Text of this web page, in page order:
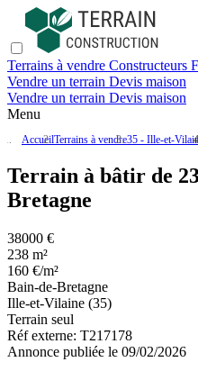
Terrains à vendre Constructeurs
Vendre un terrain Devis maison
Vendre un terrain Devis maison
Menu
AccueilTerrains à vendre35 - Ille-et-
Terrain à bâtir de
Bretagne
38000 €
238 m²
160 €/m²
Bain-de-Bretagne
Ille-et-Vilaine (35)
Terrain seul
Réf externe: T217178
Annonce publiée le 09/02/2026